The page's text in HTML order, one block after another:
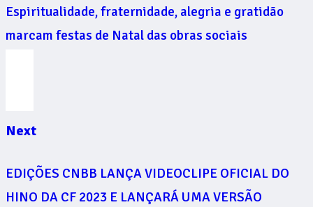
Espiritualidade, fraternidade, alegria e gratidão
marcam festas de Natal das obras sociais
Next
EDIÇÕES CNBB LANÇA VIDEOCLIPE OFICIAL DO
HINO DA CF 2023 E LANÇARÁ UMA VERSÃO